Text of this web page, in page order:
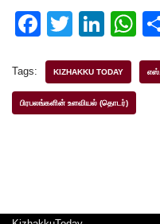
F
c
e
T
tt
er
Li
k
e
W
at
Tags: KIZHAKKU TODAY
பிரபலங்களின் உளவியல் (தொடர்)